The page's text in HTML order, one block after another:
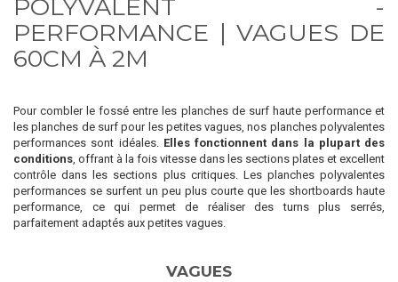
POLYVALENT -
PERFORMANCE | VAGUES DE
60CM À 2M
Pour combler le fossé entre les planches de surf haute performance et
les planches de surf pour les petites vagues, nos planches polyvalentes
performances sont idéales. Elles fonctionnent dans la plupart des
conditions, offrant à la fois vitesse dans les sections plates et excellent
contrôle dans les sections plus critiques. Les planches polyvalentes
performances se surfent un peu plus courte que les shortboards haute
performance, ce qui permet de réaliser des turns plus serrés,
parfaitement adaptés aux petites vagues.
VAGUES